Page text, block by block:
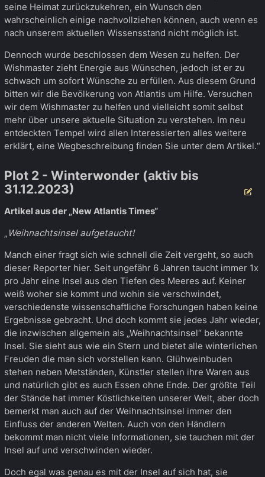
seine Heimat zurückzukehren, ein Wunsch den
wahrscheinlich einige nachvollziehen können, auch wenn es
nach unserem aktuellen Wissensstand nicht möglich ist.
Dennoch wurde beschlossen dem Wesen zu helfen. Der
Wishmaster zieht Energie aus Wünschen, jedoch ist er zu
schwach um sofort Wünsche zu erfüllen. Aus diesem Grund
bitten wir die Bevölkerung von Atlantis um Hilfe. Versuchen
wir dem Wishmaster zu helfen und vielleicht somit selbst
mehr über unsere aktuelle Situation zu verstehen. Im neu
entdeckten Tempel wird allen Interessierten alles weitere
erklärt, eine Wegbeschreibung finden Sie unter dem Artikel.“
Plot 2 - Winterwonder (aktiv bis
31.12.2023)
Artikel aus der „New Atlantis Times“
„ Weihnachtsinsel aufgetaucht!
Manch einer fragt sich wie schnell die Zeit vergeht, so auch
dieser Reporter hier. Seit ungefähr 6 Jahren taucht immer 1x
pro Jahr eine Insel aus den Tiefen des Meeres auf. Keiner
weiß woher sie kommt und wohin sie verschwindet,
verschiedenste wissenschaftliche Forschungen haben keine
Ergebnisse gebracht. Und doch kommt sie jedes Jahr wieder,
die inzwischen allgemein als „Weihnachtsinsel“ bekannte
Insel. Sie sieht aus wie ein Stern und bietet alle winterlichen
Freuden die man sich vorstellen kann. Glühweinbuden
stehen neben Metständen, Künstler stellen ihre Waren aus
und natürlich gibt es auch Essen ohne Ende. Der größte Teil
der Stände hat immer Köstlichkeiten unserer Welt, aber doch
bemerkt man auch auf der Weihnachtsinsel immer den
Einfluss der anderen Welten. Auch von den Händlern
bekommt man nicht viele Informationen, sie tauchen mit der
Insel auf und verschwinden wieder.
Doch egal was genau es mit der Insel auf sich hat, sie